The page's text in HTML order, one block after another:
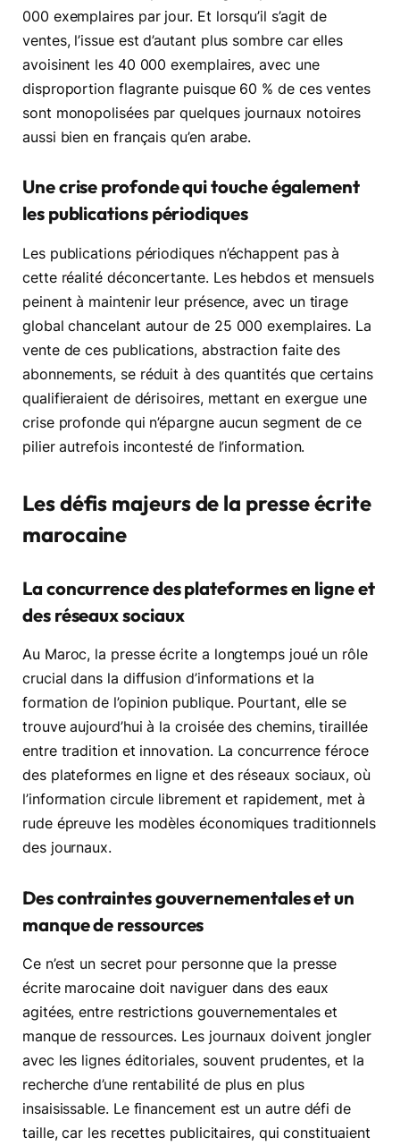
000 exemplaires par jour. Et lorsqu’il s’agit de
ventes, l’issue est d’autant plus sombre car elles
avoisinent les 40 000 exemplaires, avec une
disproportion flagrante puisque 60 % de ces ventes
sont monopolisées par quelques journaux notoires
aussi bien en français qu’en arabe.
Une crise profonde qui touche également
les publications périodiques
Les publications périodiques n’échappent pas à
cette réalité déconcertante. Les hebdos et mensuels
peinent à maintenir leur présence, avec un tirage
global chancelant autour de 25 000 exemplaires. La
vente de ces publications, abstraction faite des
abonnements, se réduit à des quantités que certains
qualifieraient de dérisoires, mettant en exergue une
crise profonde qui n’épargne aucun segment de ce
pilier autrefois incontesté de l’information.
Les défis majeurs de la presse écrite
marocaine
La concurrence des plateformes en ligne et
des réseaux sociaux
Au Maroc, la presse écrite a longtemps joué un rôle
crucial dans la diffusion d’informations et la
formation de l’opinion publique. Pourtant, elle se
trouve aujourd’hui à la croisée des chemins, tiraillée
entre tradition et innovation. La concurrence féroce
des plateformes en ligne et des réseaux sociaux, où
l’information circule librement et rapidement, met à
rude épreuve les modèles économiques traditionnels
des journaux.
Des contraintes gouvernementales et un
manque de ressources
Ce n’est un secret pour personne que la presse
écrite marocaine doit naviguer dans des eaux
agitées, entre restrictions gouvernementales et
manque de ressources. Les journaux doivent jongler
avec les lignes éditoriales, souvent prudentes, et la
recherche d’une rentabilité de plus en plus
insaisissable. Le financement est un autre défi de
taille, car les recettes publicitaires, qui constituaient